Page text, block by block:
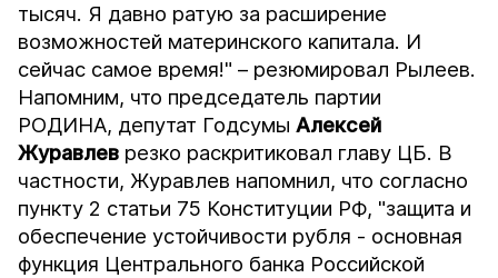
тысяч. Я давно ратую за расширение
возможностей материнского капитала. И
сейчас самое время!" – резюмировал Рылеев.
Напомним, что председатель партии
РОДИНА, депутат ГодсумыАлексей
Журавлев резко раскритиковал главу ЦБ. В
частности, Журавлев напомнил, что согласно
пункту 2 статьи 75 Конституции РФ, "защита и
обеспечение устойчивости рубля - основная
функция Центрального банка Российской